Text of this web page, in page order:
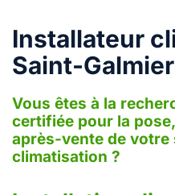
Installateur
Saint-Galmier
Vous êtes à la
certifiée pour la
après-vente de votre
climatisation ?